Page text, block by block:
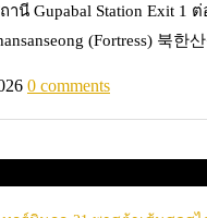
านี Gupabal Station Exit 1
(Fortress) 북한
0 comments